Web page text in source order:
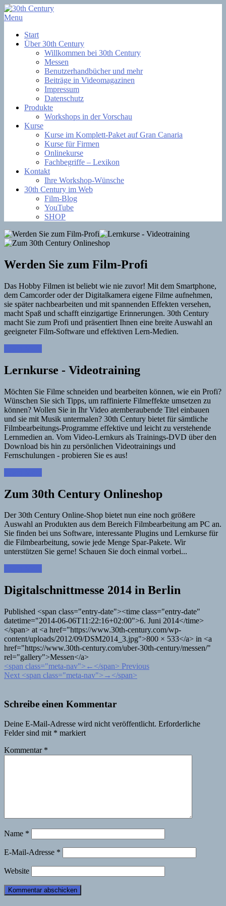
Skip
to
30th Century
Menu
Start
Über 30th Century
Willkommen bei 30th Century
Messen
Benutzerhandbücher und mehr
Beiträge in Videomagazinen
Impressum
Datenschutz
Produkte
Workshops in der Vorschau
Kurse
Kurse im Komplett-Paket auf Gran Canaria
Kurse für Firmen
Onlinekurse
Fachbegriffe – Lexikon
Kontakt
Ihre Workshop-Wünsche
30th Century im Web
Film-Blog
YouTube
SHOP
Werden Sie zum Film-Profi
Das Hobby Filmen ist beliebt wie nie zuvor! Mit dem Smartphone,
dem Camcorder oder der Digitalkamera eigene Filme aufnehmen,
sie später nachbearbeiten und mit spannenden Effekten versehen,
macht Spaß und schafft einzigartige Erinnerungen. 30th Century
macht Sie zum Profi und präsentiert Ihnen eine breite Auswahl an
geeigneter Film-Software und effektiven Lern-Medien.
Lernkurse - Videotraining
Möchten Sie Filme schneiden und bearbeiten können, wie ein Profi?
Wünschen Sie sich Tipps, um raffinierte Filmeffekte umsetzen zu
können? Wollen Sie in Ihr Video atemberaubende Titel einbauen
und sie mit Musik untermalen? 30th Century bietet für sämtliche
Filmbearbeitungs-Programme effektive und leicht zu verstehende
Lernmedien an. Vom Video-Lernkurs als Trainings-DVD über den
Download bis hin zu persönlichen Videotrainings und
Fernschulungen - probieren Sie es aus!
Zum 30th Century Onlineshop
Der 30th Century Online-Shop bietet nun eine noch größere
Auswahl an Produkten aus dem Bereich Filmbearbeitung am PC an.
Sie finden bei uns Software, interessante Plugins und Lernkurse für
die Filmbearbeitung, sowie jede Menge Spar-Pakete. Wir
unterstützen Sie gerne! Schauen Sie doch einmal vorbei...
Digitalschnittmesse 2014 in Berlin
Published <span class="entry-date"><time class="entry-date"
datetime="2014-06-06T11:22:16+02:00">6. Juni 2014</time>
</span> at <a href="https://www.30th-century.com/wp-
content/uploads/2012/09/DSM2014_3.jpg">800 × 533</a> in <a
href="https://www.30th-century.com/uber-30th-century/messen/"
rel="gallery">Messen</a>
<span class="meta-nav">←</span> Previous
Next <span class="meta-nav">→</span>
Schreibe einen Kommentar
Deine E-Mail-Adresse wird nicht veröffentlicht. Erforderliche
Felder sind mit * markiert
Kommentar *
Name *
E-Mail-Adresse *
Website